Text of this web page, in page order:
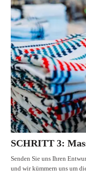
SCHRITT 3:
Senden Sie uns Ihren
und wir kümmern uns um